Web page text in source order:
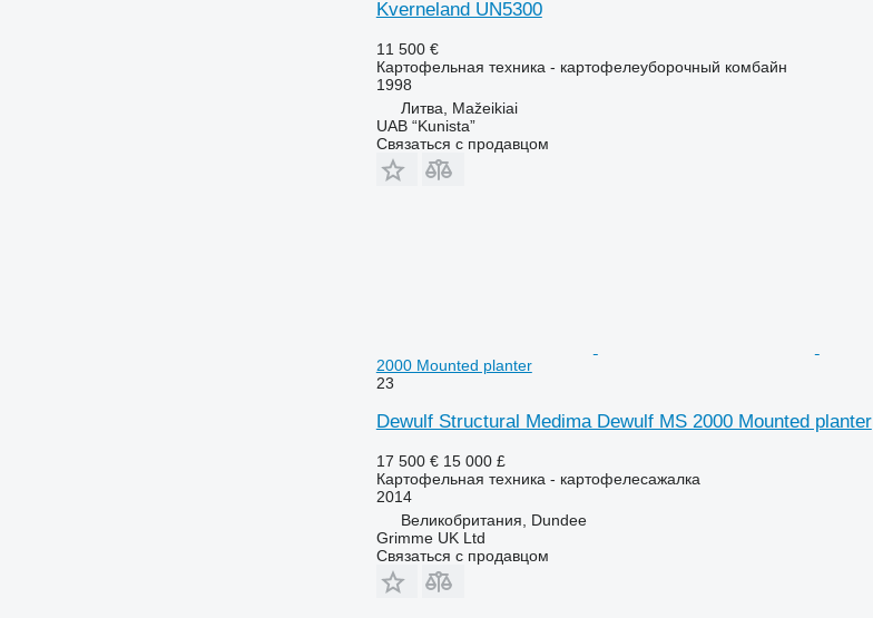
Kverneland UN5300
11 500 €
Картофельная техника - картофелеуборочный комбайн
1998
Литва, Mažeikiai
UAB “Kunista”
Связаться с продавцом
2000 Mounted planter
23
Dewulf Structural Medima Dewulf MS 2000 Mounted planter
17 500 € 15 000 £
Картофельная техника - картофелесажалка
2014
Великобритания, Dundee
Grimme UK Ltd
Связаться с продавцом